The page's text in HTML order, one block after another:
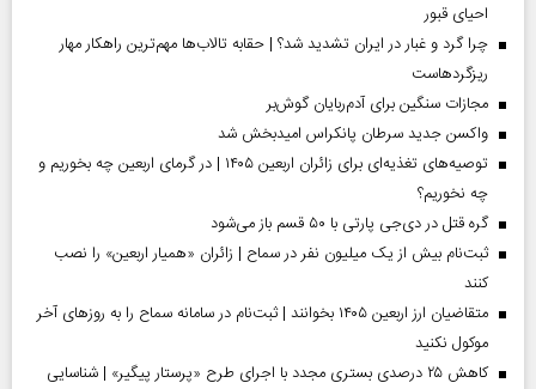
احیای قبور
چرا گرد و غبار در ایران تشدید شد؟ | حقابه تالاب‌ها مهم‌ترین راهکار مهار
ریزگردهاست
مجازات سنگین برای آدم‌ربایان گوش‌بر
واکسن جدید سرطان پانکراس امیدبخش شد
توصیه‌های تغذیه‌ای برای زائران اربعین ۱۴۰۵ | در گرمای اربعین چه بخوریم و
چه نخوریم؟
گره قتل در دی‌جی پارتی با ۵۰ قسم باز می‌شود
ثبت‌نام بیش از یک میلیون نفر در سماح | زائران «همیار اربعین» را نصب
کنند
متقاضیان ارز اربعین ۱۴۰۵ بخوانند | ثبت‌نام در سامانه سماح را به روز‌های آخر
موکول نکنید
کاهش ۲۵ درصدی بستری مجدد با اجرای طرح «پرستار پیگیر» | شناسایی